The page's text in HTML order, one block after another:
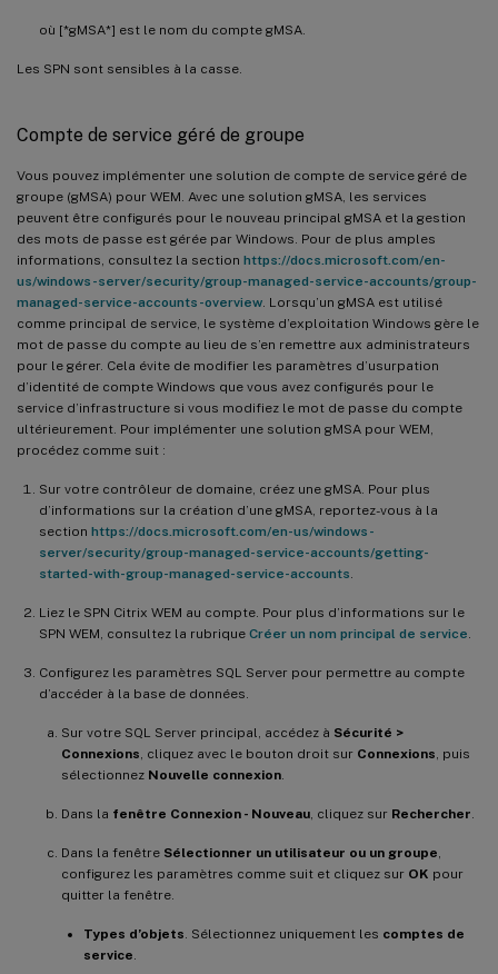
où [*gMSA*] est le nom du compte gMSA.
Les SPN sont sensibles à la casse.
Compte de service géré de groupe
Vous pouvez implémenter une solution de compte de service géré de
groupe (gMSA) pour WEM. Avec une solution gMSA, les services
peuvent être configurés pour le nouveau principal gMSA et la gestion
des mots de passe est gérée par Windows. Pour de plus amples
informations, consultez la section https://docs.microsoft.com/en-
us/windows-server/security/group-managed-service-accounts/group-
managed-service-accounts-overview . Lorsqu’un gMSA est utilisé
comme principal de service, le système d’exploitation Windows gère le
mot de passe du compte au lieu de s’en remettre aux administrateurs
pour le gérer. Cela évite de modifier les paramètres d’usurpation
d’identité de compte Windows que vous avez configurés pour le
service d’infrastructure si vous modifiez le mot de passe du compte
ultérieurement. Pour implémenter une solution gMSA pour WEM,
procédez comme suit :
Sur votre contrôleur de domaine, créez une gMSA. Pour plus
d’informations sur la création d’une gMSA, reportez-vous à la
section https://docs.microsoft.com/en-us/windows-
server/security/group-managed-service-accounts/getting-
started-with-group-managed-service-accounts
Liez le SPN Citrix WEM au compte. Pour plus d’informations sur le
SPN WEM, consultez la rubrique Créer un nom principal de service
Configurez les paramètres SQL Server pour permettre au compte
d’accéder à la base de données.
Sur votre SQL Server principal, accédez à Sécurité >
Connexions , cliquez avec le bouton droit sur Connexions , puis
sélectionnez Nouvelle connexion
Dans la fenêtre Connexion - Nouveau , cliquez sur Rechercher
Dans la fenêtre Sélectionner un utilisateur ou un groupe
configurez les paramètres comme suit et cliquez sur OK pour
quitter la fenêtre.
Types d’objets . Sélectionnez uniquement les comptes de
service